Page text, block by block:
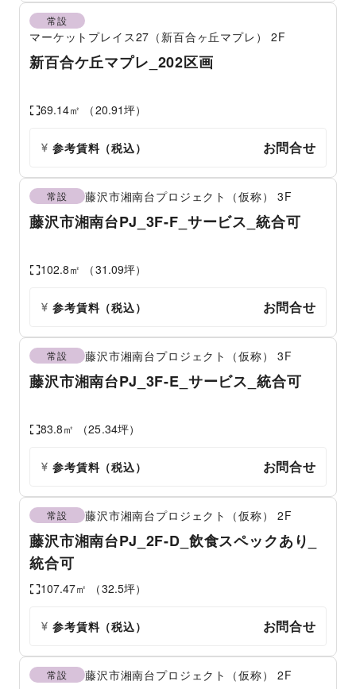
常設
マーケットプレイス27（新百合ヶ丘マプレ） 2F
新百合ケ丘マプレ_202区画
69.14㎡ （20.91坪）
参考賃料（税込） お問合せ
常設 藤沢市湘南台プロジェクト（仮称） 3F
藤沢市湘南台PJ_3F-F_サービス_統合可
102.8㎡ （31.09坪）
参考賃料（税込） お問合せ
常設 藤沢市湘南台プロジェクト（仮称） 3F
藤沢市湘南台PJ_3F-E_サービス_統合可
83.8㎡ （25.34坪）
参考賃料（税込） お問合せ
常設 藤沢市湘南台プロジェクト（仮称） 2F
藤沢市湘南台PJ_2F-D_飲食スペックあり_
統合可
107.47㎡ （32.5坪）
参考賃料（税込） お問合せ
常設 藤沢市湘南台プロジェクト（仮称） 2F